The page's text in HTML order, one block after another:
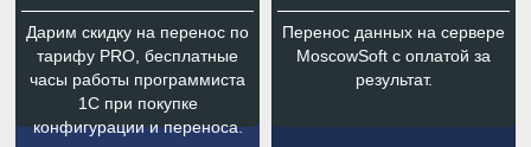
Дарим скидку на перенос по
тарифу PRO, бесплатные
часы работы программиста
1С при покупке
конфигурации и переноса.
Перенос данных на сервере
MoscowSoft с оплатой за
результат.